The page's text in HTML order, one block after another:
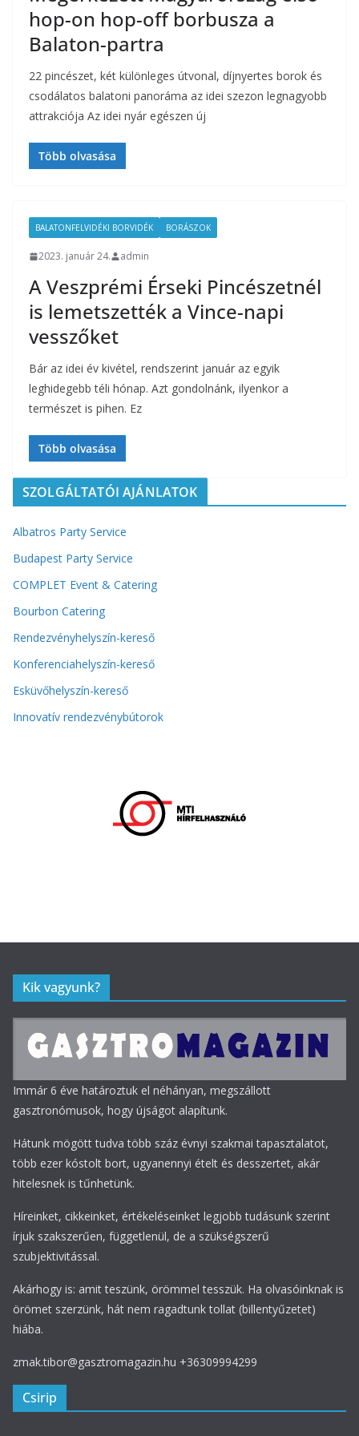
hop-on hop-off borbusza a
Balaton-partra
22 pincészet, két különleges útvonal, díjnyertes borok és
csodálatos balatoni panoráma az idei szezon legnagyobb
attrakciója Az idei nyár egészen új
Több olvasása
BALATONFELVIDÉKI BORVIDÉK BORÁSZOK
2023. január 24. admin
A Veszprémi Érseki Pincészetnél
is lemetszették a Vince-napi
vesszőket
Bár az idei év kivétel, rendszerint január az egyik
leghidegebb téli hónap. Azt gondolnánk, ilyenkor a
természet is pihen. Ez
Több olvasása
SZOLGÁLTATÓI AJÁNLATOK
Albatros Party Service
Budapest Party Service
COMPLET Event & Catering
Bourbon Catering
Rendezvényhelyszín-kereső
Konferenciahelyszín-kereső
Esküvőhelyszín-kereső
Innovatív rendezvénybútorok
Kik vagyunk?
Immár 6 éve határoztuk el néhányan, megszállott
gasztronómusok, hogy újságot alapítunk.
Hátunk mögött tudva több száz évnyi szakmai tapasztalatot,
több ezer kóstolt bort, ugyanennyi ételt és desszertet, akár
hitelesnek is tűnhetünk.
Híreinket, cikkeinket, értékeléseinket legjobb tudásunk szerint
írjuk szakszerűen, függetlenül, de a szükségszerű
szubjektivitással.
Akárhogy is: amit teszünk, örömmel tesszük. Ha olvasóinknak is
örömet szerzünk, hát nem ragadtunk tollat (billentyűzetet)
hiába.
zmak.tibor@gasztromagazin.hu +36309994299
Csirip